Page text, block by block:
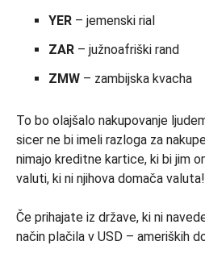
YER – jemenski rial
ZAR – južnoafriški rand
ZMW – zambijska kvacha
To bo olajšalo nakupovanje
sicer ne bi imeli razloga za
nimajo kreditne kartice, ki bi jim
valuti, ki ni njihova domača
Če prihajate iz države, ki ni
način plačila v USD – ameriških